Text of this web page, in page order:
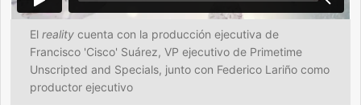
El reality cuenta con la producción ejecutiva de
Francisco 'Cisco' Suárez, VP ejecutivo de Primetime
Unscripted and Specials, junto con Federico Lariño como
productor ejecutivo